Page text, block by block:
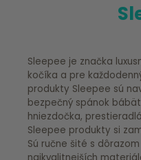
Sleepee je značka
kočíka a pre
produkty Sleepee sú
bezpečný spánok
hniezdočka,
Sleepee produkty si
Sú ručne šité s
najkvalitnejších